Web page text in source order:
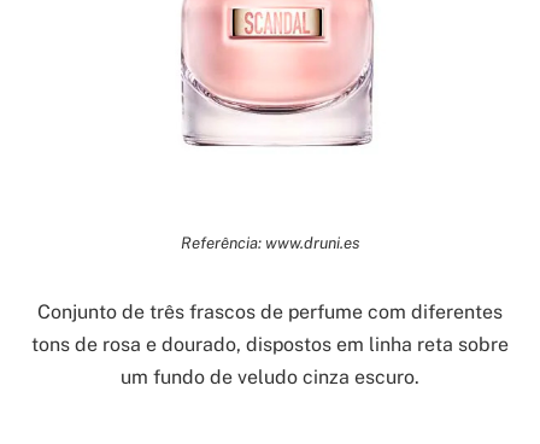
Referência: www.druni.es
Conjunto de três frascos de perfume com diferentes
tons de rosa e dourado, dispostos em linha reta sobre
um fundo de veludo cinza escuro.